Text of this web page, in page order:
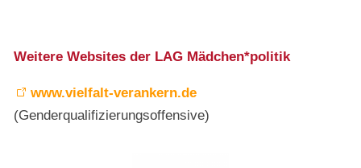
Weitere Websites der LAG Mädchen*politik
www.vielfalt-verankern.de
(Genderqualifizierungsoffensive)